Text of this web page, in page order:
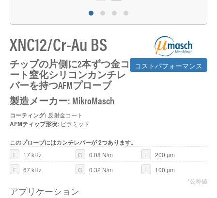
XNC12/Cr-Au BS
コストパフォーマンス
チップの片側に2本ずつ金コ
ート窒化シリコンカンチレ
バーを持つAFMプローブ
製造メーカー: MikroMasch
コーティング: 反射金コート
AFMティップ形状: ピラミッド
このプローブにはカンチレバーが 2つあります。
F 17 kHz C 0.08 N/m L
200 µm
F
67 kHz C 0.32 N/m L
100 µm
*公称値
アプリケーション